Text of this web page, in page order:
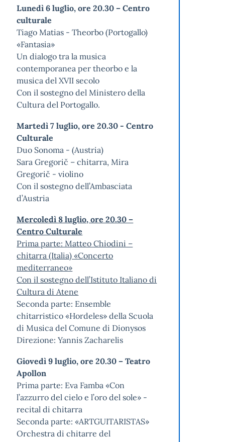
Lunedì 6 luglio, ore 20.30 – Centro
culturale
Tiago Matias - Theorbo (Portogallo)
«Fantasia»
Un dialogo tra la musica
contemporanea per theorbo e la
musica del XVII secolo
Con il sostegno del Ministero della
Cultura del Portogallo.
Martedì 7 luglio, ore 20.30 - Centro
Culturale
Duo Sonoma - (Austria)
Sara Gregorič – chitarra, Mira
Gregorič - violino
Con il sostegno dell’Ambasciata
d’Austria
Mercoledì 8 luglio, ore 20.30 –
Centro Culturale
Prima parte: Matteo Chiodini –
chitarra (Italia) «Concerto
mediterraneo»
Con il sostegno dell’Istituto Italiano di
Cultura di Atene
Seconda parte: Ensemble
chitarristico «Hordeles» della Scuola
di Musica del Comune di Dionysos
Direzione: Yannis Zacharelis
Giovedì 9 luglio, ore 20.30 – Teatro
Apollon
Prima parte: Eva Famba «Con
l’azzurro del cielo e l’oro del sole» -
recital di chitarra
Seconda parte: «ARTGUITARISTAS»
Orchestra di chitarre del